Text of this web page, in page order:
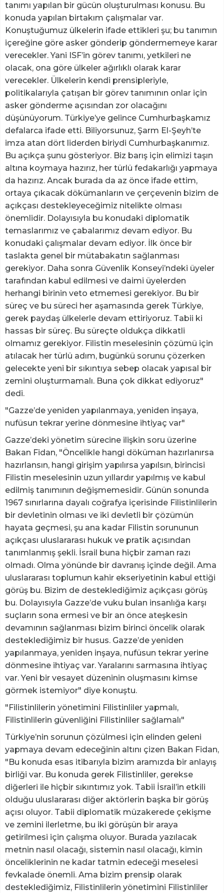
tanımı yapılan bir gücün oluşturulması konusu. Bu
konuda yapılan birtakım çalışmalar var.
Konuştuğumuz ülkelerin ifade ettikleri şu; bu tanımın
içereğine göre asker gönderip göndermemeye karar
verecekler. Yani ISF’in görev tanımı, yetkileri ne
olacak, ona göre ülkeler ağırlıklı olarak karar
verecekler. Ülkelerin kendi prensipleriyle,
politikalarıyla çatışan bir görev tanımının onlar için
asker gönderme açısından zor olacağını
düşünüyorum. Türkiye’ye gelince Cumhurbaşkamız
defalarca ifade etti. Biliyorsunuz, Şarm El-Şeyh’te
imza atan dört liderden biriydi Cumhurbaşkanımız.
Bu açıkça şunu gösteriyor. Biz barış için elimizi taşın
altına koymaya hazırız, her türlü fedakarlığı yapmaya
da hazırız. Ancak burada da az önce ifade ettim,
ortaya çıkacak dökümanların ve çerçevenin bizim de
açıkçası destekleyeceğimiz nitelikte olması
önemlidir. Dolayısıyla bu konudaki diplomatik
temaslarımız ve çabalarımız devam ediyor. Bu
konudaki çalışmalar devam ediyor. İlk önce bir
taslakta genel bir mütabakatın sağlanması
gerekiyor. Daha sonra Güvenlik Konseyi’ndeki üyeler
tarafından kabul edilmesi ve daimi üyelerden
herhangi birinin veto etmemesi gerekiyor. Bu bir
süreç ve bu süreci her aşamasında gerek Türkiye,
gerek paydaş ülkelerle devam ettiriyoruz. Tabii ki
hassas bir süreç. Bu süreçte oldukça dikkatli
olmamız gerekiyor. Filistin meselesinin çözümü için
atılacak her türlü adım, bugünkü sorunu çözerken
gelecekte yeni bir sıkıntıya sebep olacak yapısal bir
zemini oluşturmamalı. Buna çok dikkat ediyoruz"
dedi.
"Gazze’de yeniden yapılanmaya, yeniden inşaya,
nufüsun tekrar yerine dönmesine ihtiyaç var"
Gazze’deki yönetim sürecine ilişkin soru üzerine
Bakan Fidan, "Öncelikle hangi döküman hazırlanırsa
hazırlansın, hangi girişim yapılırsa yapılsın, birincisi
Filistin meselesinin uzun yıllardır yapılmış ve kabul
edilmiş tanımının değişmemesidir. Günün sonunda
1967 sınırlarına dayalı coğrafya içerisinde Filistinlilerin
bir devletinin olması ve iki devletli bir çözümün
hayata geçmesi, şu ana kadar Filistin sorununun
açıkçası uluslararası hukuk ve pratik açısından
tanımlanmış şekli. İsrail buna hiçbir zaman razı
olmadı. Olma yönünde bir davranış içinde değil. Ama
uluslararası toplumun kahir ekseriyetinin kabul ettiği
görüş bu. Bizim de desteklediğimiz açıkçası görüş
bu. Dolayısıyla Gazze’de vuku bulan insanlığa karşı
suçların sona ermesi ve bir an önce ateşkesin
devamının sağlanması bizim birinci öncelik olarak
desteklediğimiz bir husus. Gazze’de yeniden
yapılanmaya, yeniden inşaya, nufüsun tekrar yerine
dönmesine ihtiyaç var. Yaralarını sarmasına ihtiyaç
var. Yeni bir vesayet düzeninin oluşmasını kimse
görmek istemiyor" diye konuştu.
"Filistinlilerin yönetimini Filistinliler yapmalı,
Filistinlilerin güvenliğini Filistinliler sağlamalı"
Türkiye’nin sorunun çözülmesi için elinden geleni
yapmaya devam edeceğinin altını çizen Bakan Fidan,
"Bu konuda esas itibarıyla bizim aramızda bir anlayış
birliği var. Bu konuda gerek Filistinliler, gerekse
diğerleri ile hiçbir sıkıntımız yok. Tabii İsrail’in etkili
olduğu uluslararası diğer aktörlerin başka bir görüş
açısı oluyor. Tabii diplomatik müzakerede çekişme
ve zemini ilerletme, bu iki görüşün bir araya
getirilmesi için çalışma oluyor. Burada yazılacak
metnin nasıl olacağı, sistemin nasıl olacağı, kimin
önceliklerinin ne kadar tatmin edeceği meselesi
fevkalade önemli. Ama bizim prensip olarak
desteklediğimiz, Filistinlilerin yönetimini Filistinliler